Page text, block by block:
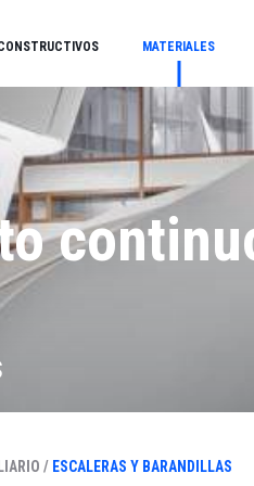
MATERIALES
/ ESCALERAS Y BARANDILLAS